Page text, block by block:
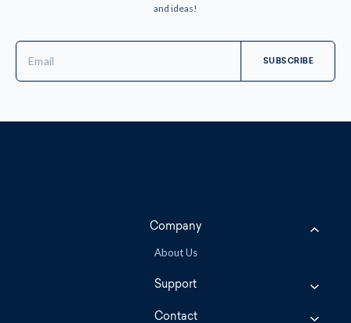
and ideas!
Address
Company
About Us
Support
Contact